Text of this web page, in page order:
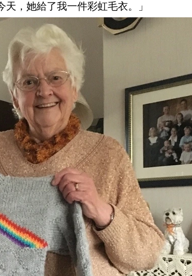
，她給了我一件彩虹毛衣。」